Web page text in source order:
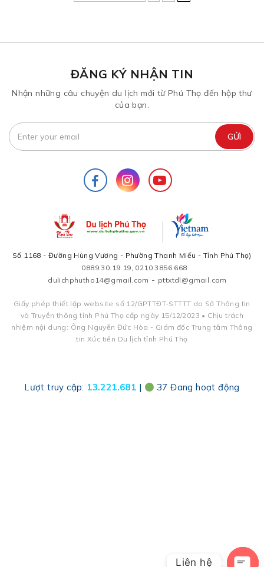
Số 1168 - Đường Hùng Vương - Phường Thanh Miếu - Tỉnh Phú Thọ)
0889.30.19.19, 0210 3856 668
dulichphutho14@gmail.com - pttxtdl@gmail.com
ĐĂNG KÝ NHẬN TIN
Nhận những câu chuyện du lịch mới từ Phú Thọ đến hộp thư
của bạn.
Giấy phép thiết lập website số 12/GPTTĐT-STTTT do Sở Thông tin
và Truyền thông tỉnh Phú Thọ cấp ngày 15/12/2023 • Chịu trách
nhiệm nội dung: Ông Nguyễn Đức Hòa - Giám đốc Trung tâm Thông
tin Xúc tiến Du lịch tỉnh Phú Thọ
Lượt truy cập: 13.221.681 | 37 Đang hoạt động
Liên hệ